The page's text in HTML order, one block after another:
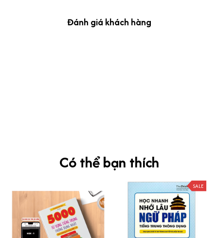
Đánh giá khách hàng
Có thể bạn thích
SALE